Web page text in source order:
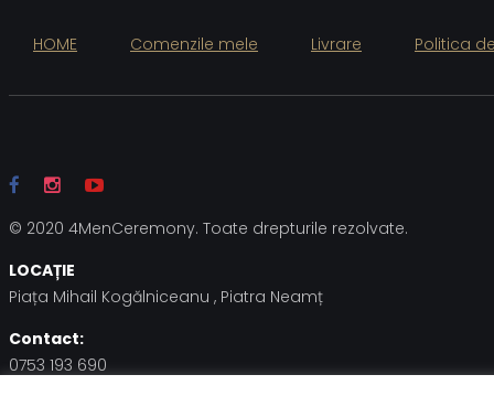
HOME Comenzile mele Livrare Politica
© 2020 4MenCeremony. Toate drepturile rezolvate.
LOCAȚIE
Piața Mihail Kogălniceanu , Piatra Neamț
Contact:
0753 193 690